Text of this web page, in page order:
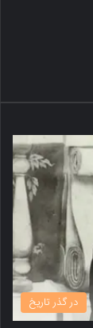
در گذر تاریخ